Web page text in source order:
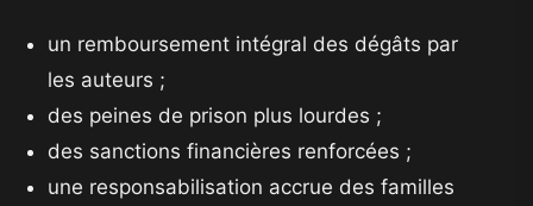
un remboursement intégral des dégâts par
les auteurs ;
des peines de prison plus lourdes ;
des sanctions financières renforcées ;
une responsabilisation accrue des familles